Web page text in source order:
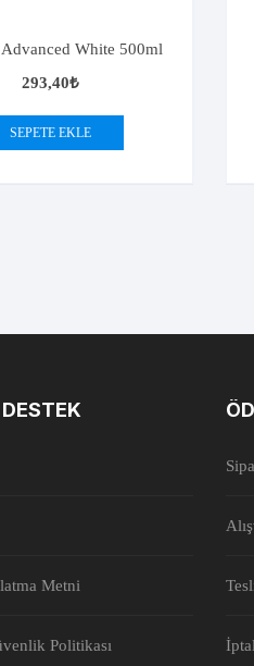
White 500ml
293,40₺
SEPETE EKLE
Metni
Politikası